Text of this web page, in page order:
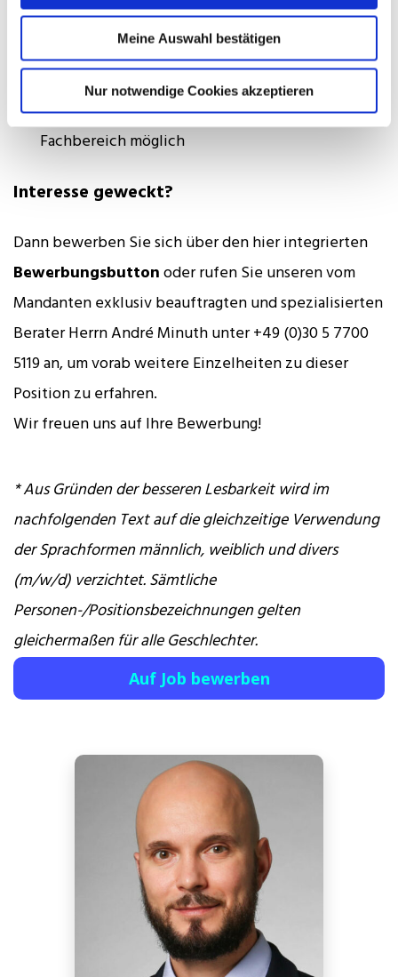
Meine Auswahl bestätigen
Nur notwendige Cookies akzeptieren
Zusammenarbeit
Professionelles Teamumfeld mit klaren Prozessen
Homeoffice nach Abstimmung mit dem
Fachbereich möglich
Interesse geweckt?
Dann bewerben Sie sich über den hier integrierten
Bewerbungsbuttonoder rufen Sie unseren vom
Mandanten exklusiv beauftragten und spezialisierten
Berater Herrn André Minuth unter +49 (0)30 5 7700
5119 an, um vorab weitere Einzelheiten zu dieser
Position zu erfahren.
Wir freuen uns auf Ihre Bewerbung!
* Aus Gründen der besseren Lesbarkeit wird im
nachfolgenden Text auf die gleichzeitige Verwendung
der Sprachformen männlich, weiblich und divers
(m/w/d) verzichtet. Sämtliche
Personen-/Positionsbezeichnungen gelten
gleichermaßen für alle Geschlechter.
Auf Job bewerben